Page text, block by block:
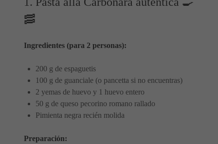
🥓
Ingredientes (para 2 personas):
200 g de espaguetis
100 g de guanciale (o pancetta si no encuentras)
2 yemas de huevo y 1 huevo entero
50 g de queso pecorino romano rallado
Pimienta negra recién molida
Preparación: